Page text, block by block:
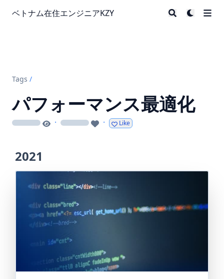
ベトナム在住エンジニアKZY
Tags /
パフォーマンス最適化
loading · loading · Like
2021